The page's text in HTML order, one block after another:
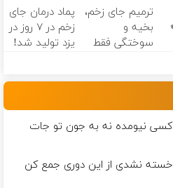
کننده خانگی
🫵
ترمیم جای زخم،
بخیه و
سوختگی فقط
پماد درمان جای
زخم در ۷ روز در
یزد تولید شد!
کسی نیومده نه به جون تو جات
خسته نشدی از این دوری جمع کن